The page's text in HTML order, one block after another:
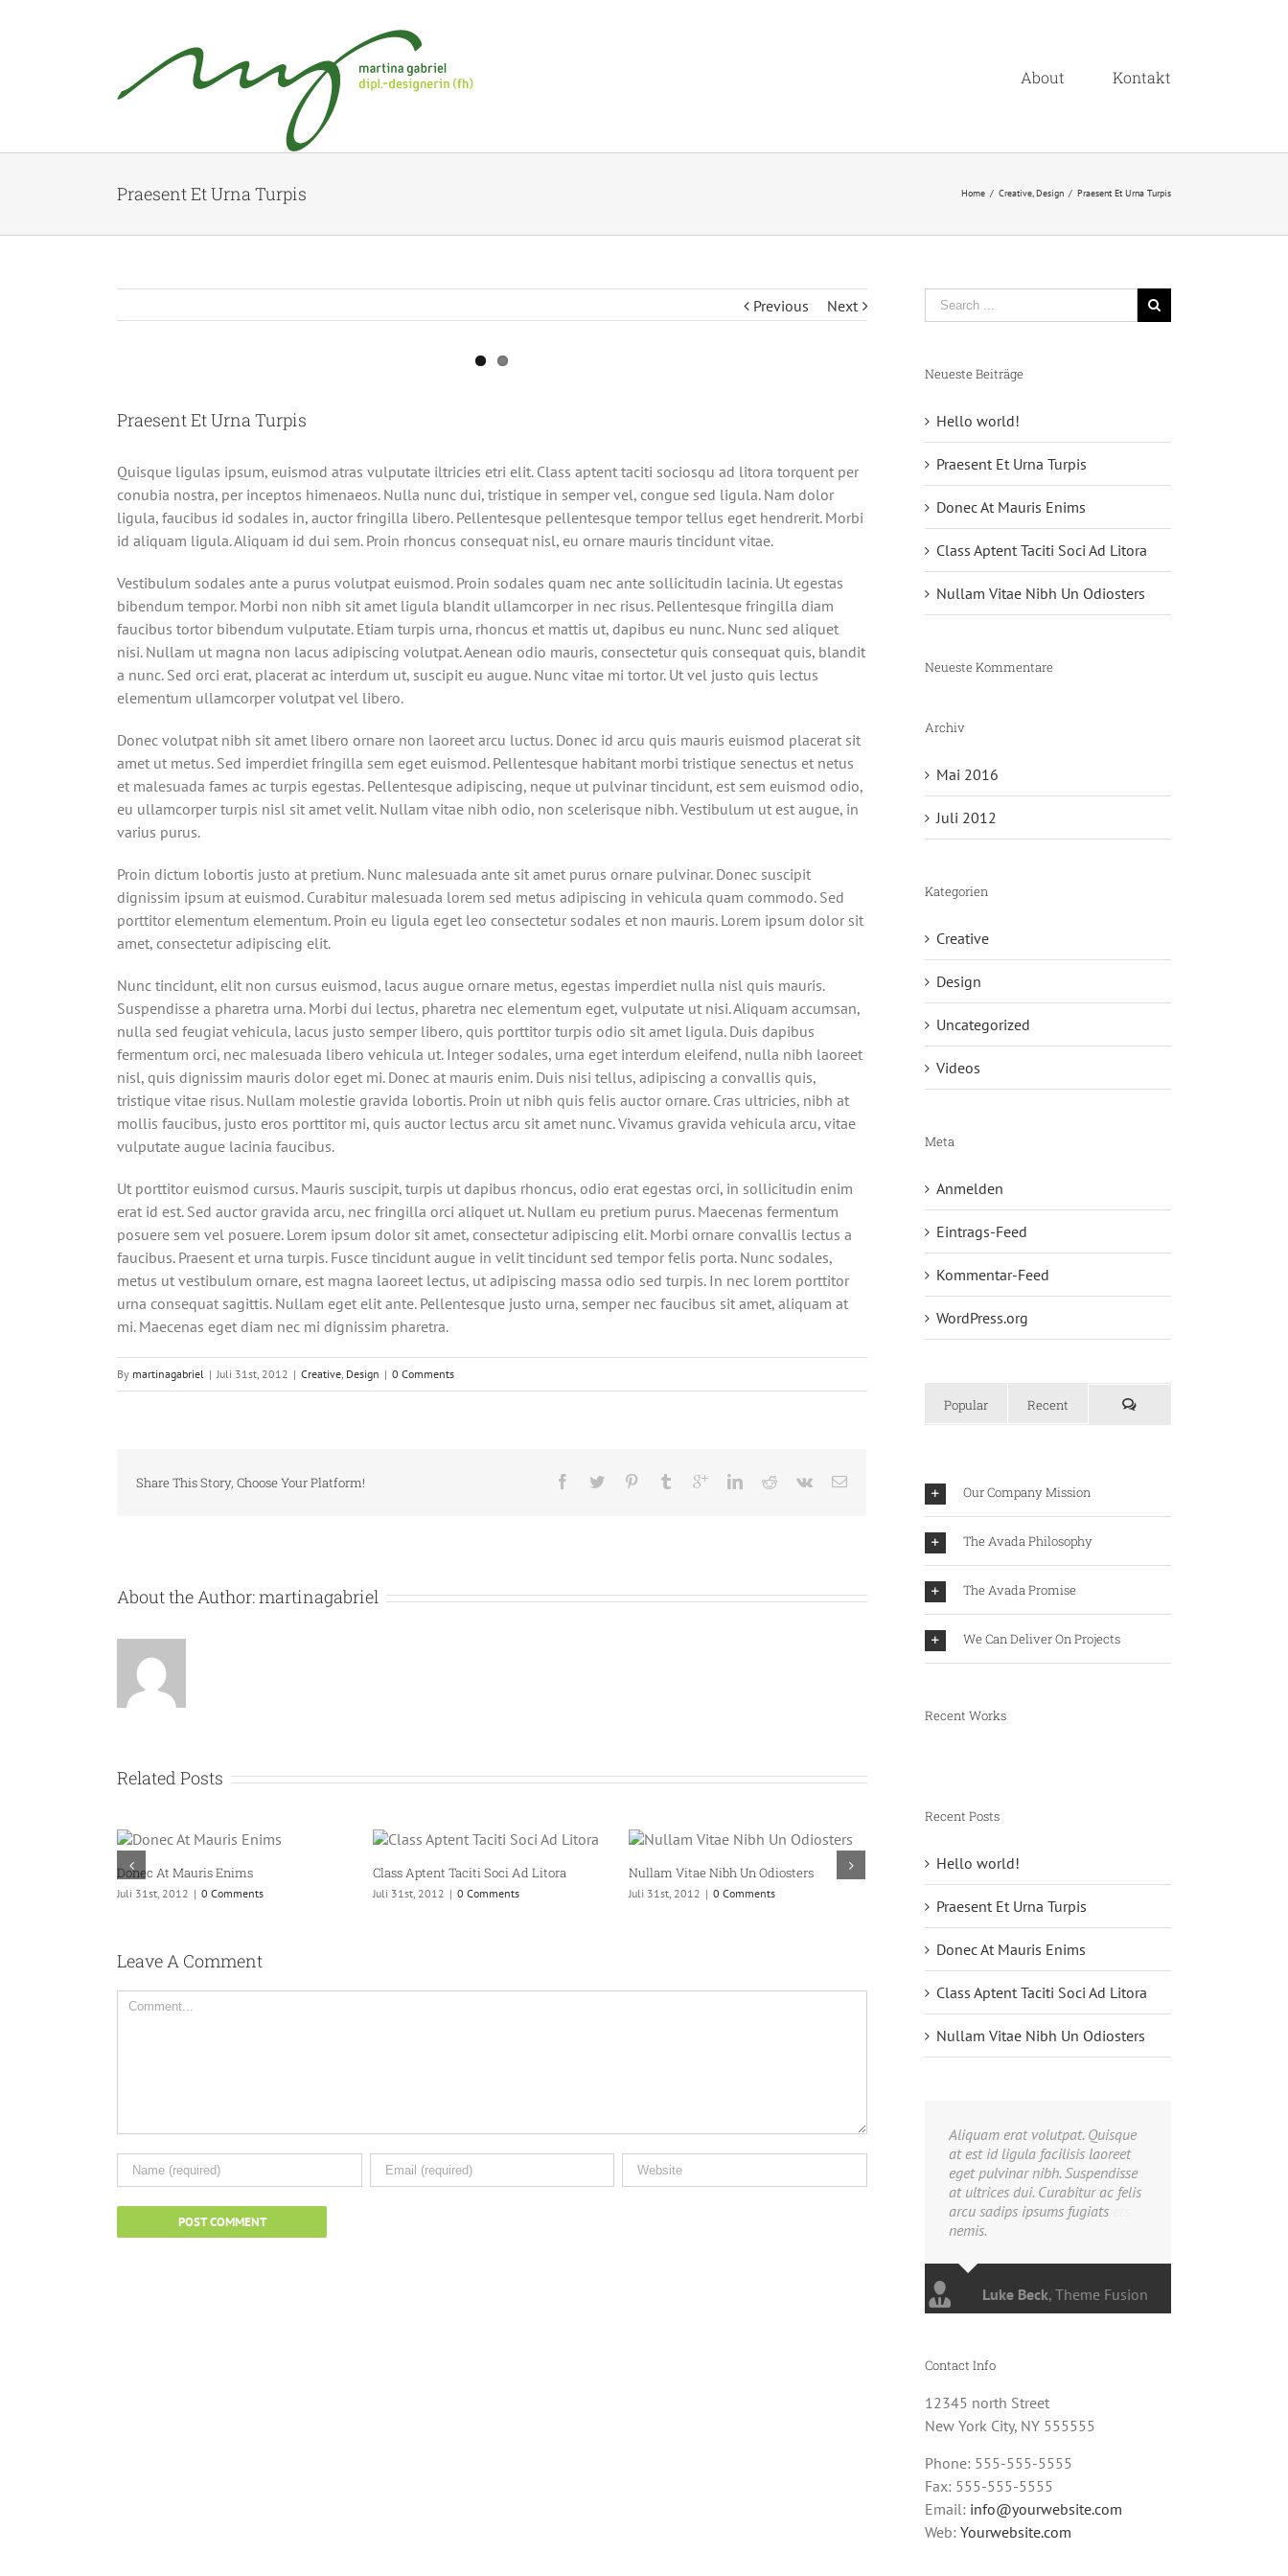
About Kontakt
Praesent Et Urna Turpis Home / Creative,Design / Praesent Et Urna Turpis
Previous Next
Praesent Et Urna Turpis
Quisque ligulas ipsum, euismod atras vulputate iltricies etri elit. Class aptent taciti sociosqu ad litora torquent per
conubia nostra, per inceptos himenaeos. Nulla nunc dui, tristique in semper vel, congue sed ligula. Nam dolor
ligula, faucibus id sodales in, auctor fringilla libero. Pellentesque pellentesque tempor tellus eget hendrerit. Morbi
id aliquam ligula. Aliquam id dui sem. Proin rhoncus consequat nisl, eu ornare mauris tincidunt vitae.
Vestibulum sodales ante a purus volutpat euismod. Proin sodales quam nec ante sollicitudin lacinia. Ut egestas
bibendum tempor. Morbi non nibh sit amet ligula blandit ullamcorper in nec risus. Pellentesque fringilla diam
faucibus tortor bibendum vulputate. Etiam turpis urna, rhoncus et mattis ut, dapibus eu nunc. Nunc sed aliquet
nisi. Nullam ut magna non lacus adipiscing volutpat. Aenean odio mauris, consectetur quis consequat quis, blandit
a nunc. Sed orci erat, placerat ac interdum ut, suscipit eu augue. Nunc vitae mi tortor. Ut vel justo quis lectus
elementum ullamcorper volutpat vel libero.
Donec volutpat nibh sit amet libero ornare non laoreet arcu luctus. Donec id arcu quis mauris euismod placerat sit
amet ut metus. Sed imperdiet fringilla sem eget euismod. Pellentesque habitant morbi tristique senectus et netus
et malesuada fames ac turpis egestas. Pellentesque adipiscing, neque ut pulvinar tincidunt, est sem euismod odio,
eu ullamcorper turpis nisl sit amet velit. Nullam vitae nibh odio, non scelerisque nibh. Vestibulum ut est augue, in
varius purus.
Proin dictum lobortis justo at pretium. Nunc malesuada ante sit amet purus ornare pulvinar. Donec suscipit
dignissim ipsum at euismod. Curabitur malesuada lorem sed metus adipiscing in vehicula quam commodo. Sed
porttitor elementum elementum. Proin eu ligula eget leo consectetur sodales et non mauris. Lorem ipsum dolor sit
amet, consectetur adipiscing elit.
Nunc tincidunt, elit non cursus euismod, lacus augue ornare metus, egestas imperdiet nulla nisl quis mauris.
Suspendisse a pharetra urna. Morbi dui lectus, pharetra nec elementum eget, vulputate ut nisi. Aliquam accumsan,
nulla sed feugiat vehicula, lacus justo semper libero, quis porttitor turpis odio sit amet ligula. Duis dapibus
fermentum orci, nec malesuada libero vehicula ut. Integer sodales, urna eget interdum eleifend, nulla nibh laoreet
nisl, quis dignissim mauris dolor eget mi. Donec at mauris enim. Duis nisi tellus, adipiscing a convallis quis,
tristique vitae risus. Nullam molestie gravida lobortis. Proin ut nibh quis felis auctor ornare. Cras ultricies, nibh at
mollis faucibus, justo eros porttitor mi, quis auctor lectus arcu sit amet nunc. Vivamus gravida vehicula arcu, vitae
vulputate augue lacinia faucibus.
Ut porttitor euismod cursus. Mauris suscipit, turpis ut dapibus rhoncus, odio erat egestas orci, in sollicitudin enim
erat id est. Sed auctor gravida arcu, nec fringilla orci aliquet ut. Nullam eu pretium purus. Maecenas fermentum
posuere sem vel posuere. Lorem ipsum dolor sit amet, consectetur adipiscing elit. Morbi ornare convallis lectus a
faucibus. Praesent et urna turpis. Fusce tincidunt augue in velit tincidunt sed tempor felis porta. Nunc sodales,
metus ut vestibulum ornare, est magna laoreet lectus, ut adipiscing massa odio sed turpis. In nec lorem porttitor
urna consequat sagittis. Nullam eget elit ante. Pellentesque justo urna, semper nec faucibus sit amet, aliquam at
mi. Maecenas eget diam nec mi dignissim pharetra.
By martinagabriel | Juli 31st, 2012 | Creative, Design | 0 Comments
Share This Story, Choose Your Platform!
About the Author:martinagabriel
Related Posts
Donec At Mauris Enims
Juli 31st, 2012 | 0 Comments
Class Aptent Taciti Soci Ad Litora
Juli 31st, 2012 | 0 Comments
Nullam Vitae Nibh Un Odiosters
Juli 31st, 2012 | 0 Comments
Proin Sodales Quam Nec Sollicit
Leave A Comment
Neueste Beiträge
Hello world!
Praesent Et Urna Turpis
Donec At Mauris Enims
Class Aptent Taciti Soci Ad Litora
Nullam Vitae Nibh Un Odiosters
Neueste Kommentare
Archiv
Mai 2016
Juli 2012
Kategorien
Creative
Design
Uncategorized
Videos
Meta
Anmelden
Eintrags-Feed
Kommentar-Feed
WordPress.org
Popular Recent
Our Company Mission
The Avada Philosophy
The Avada Promise
We Can Deliver On Projects
Recent Works
Recent Posts
Hello world!
Praesent Et Urna Turpis
Donec At Mauris Enims
Class Aptent Taciti Soci Ad Litora
Nullam Vitae Nibh Un Odiosters
Aliquam erat volutpat. Quisque
at est id ligula facilisis laoreet
eget pulvinar nibh. Suspendisse
at ultrices dui. Curabitur ac felis
arcu sadips ipsums fugiats
nemis.
Luke Beck, Theme Fusion
Contact Info
12345 north Street
New York City, NY 555555
Phone: 555-555-5555
Fax: 555-555-5555
Email: info@yourwebsite.com
Web: Yourwebsite.com